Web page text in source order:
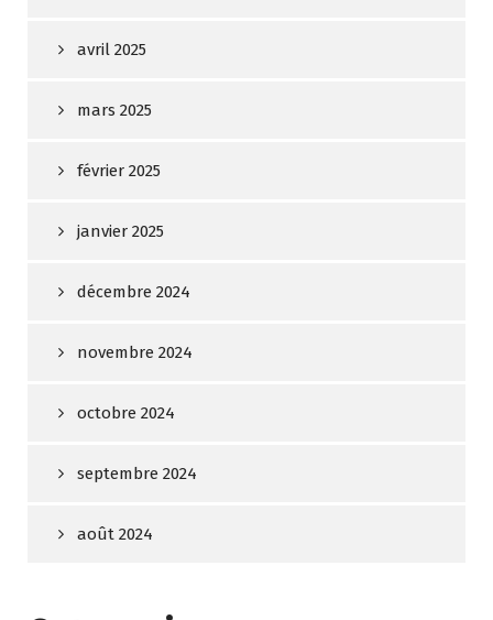
avril 2025
mars 2025
février 2025
janvier 2025
décembre 2024
novembre 2024
octobre 2024
septembre 2024
août 2024